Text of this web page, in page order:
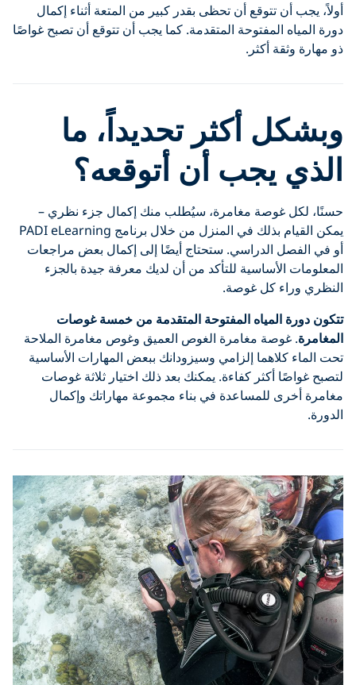
أولاً، يجب أن تتوقع أن تحظى بقدر كبير من المتعة أثناء إكمال
دورة المياه المفتوحة المتقدمة. كما يجب أن تتوقع أن تصبح غواصًا
ذو مهارة وثقة أكثر.
وبشكل أكثر تحديداً، ما
الذي يجب أن أتوقعه؟
حسنًا، لكل غوصة مغامرة، سيُطلب منك إكمال جزء نظري –
يمكن القيام بذلك في المنزل من خلال برنامج PADI eLearning
أو في الفصل الدراسي. ستحتاج أيضًا إلى إكمال بعض مراجعات
المعلومات الأساسية للتأكد من أن لديك معرفة جيدة بالجزء
النظري وراء كل غوصة.
تتكون دورة المياه المفتوحة المتقدمة من خمسة غوصات
المغامرة. غوصة مغامرة الغوص العميق وغوص مغامرة الملاحة
تحت الماء كلاهما إلزامي وسيزودانك ببعض المهارات الأساسية
لتصبح غواصًا أكثر كفاءة. يمكنك بعد ذلك اختيار ثلاثة غوصات
مغامرة أخرى للمساعدة في بناء مجموعة مهاراتك وإكمال
الدورة.